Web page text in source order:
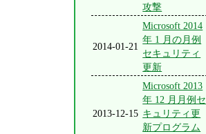
攻撃
2014-01-21
Microsoft 2014
年 1 月の月例
セキュリティ
更新
2013-12-15
Microsoft 2013
年 12 月月例セ
キュリティ更
新プログラム